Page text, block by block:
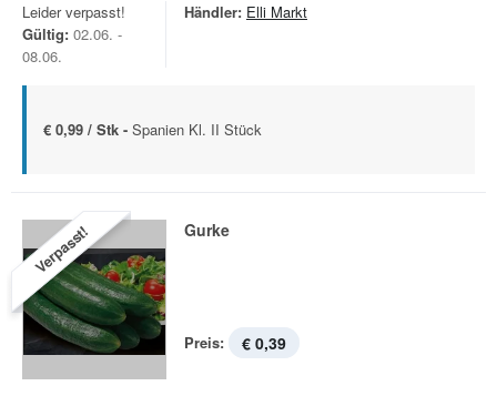
Leider verpasst!
Gültig: 02.06. -
08.06.
Händler: Elli Markt
€ 0,99 / Stk - Spanien Kl. II Stück
Verpasst! Gurke
Preis: € 0,39